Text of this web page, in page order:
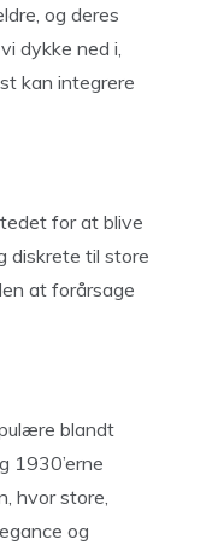
og deres
dykke ned i,
kan integrere
for at blive
diskrete til store
at forårsage
blandt
1930’erne
hvor store,
og